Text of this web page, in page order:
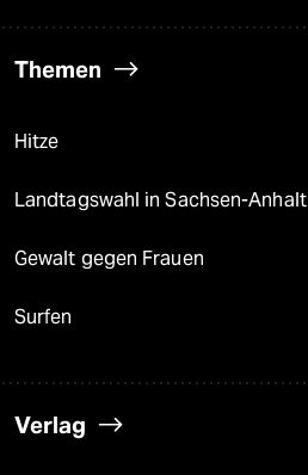
unterstützen
abo
genossenschaft
Themen
Hitze
Landtagswahl in Sachsen-Anhalt
Gewalt gegen Frauen
Surfen
Verlag